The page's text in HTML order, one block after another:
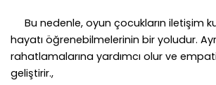
Bu nedenle, oyun çocukların iletişim
hayatı öğrenebilmelerinin bir yoludur.
rahatlamalarına yardımcı olur ve
geliştirir.,